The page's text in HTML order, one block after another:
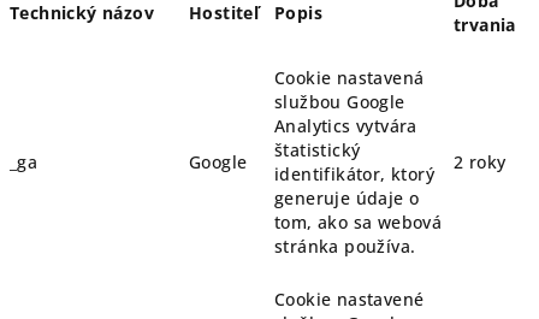
Technický názov Hostiteľ Popis
trvania
_ga Google
Cookie nastavená
službou Google
Analytics vytvára
štatistický
identifikátor, ktorý
generuje údaje o
tom, ako sa webová
stránka používa.
2 roky
Cookie nastavené